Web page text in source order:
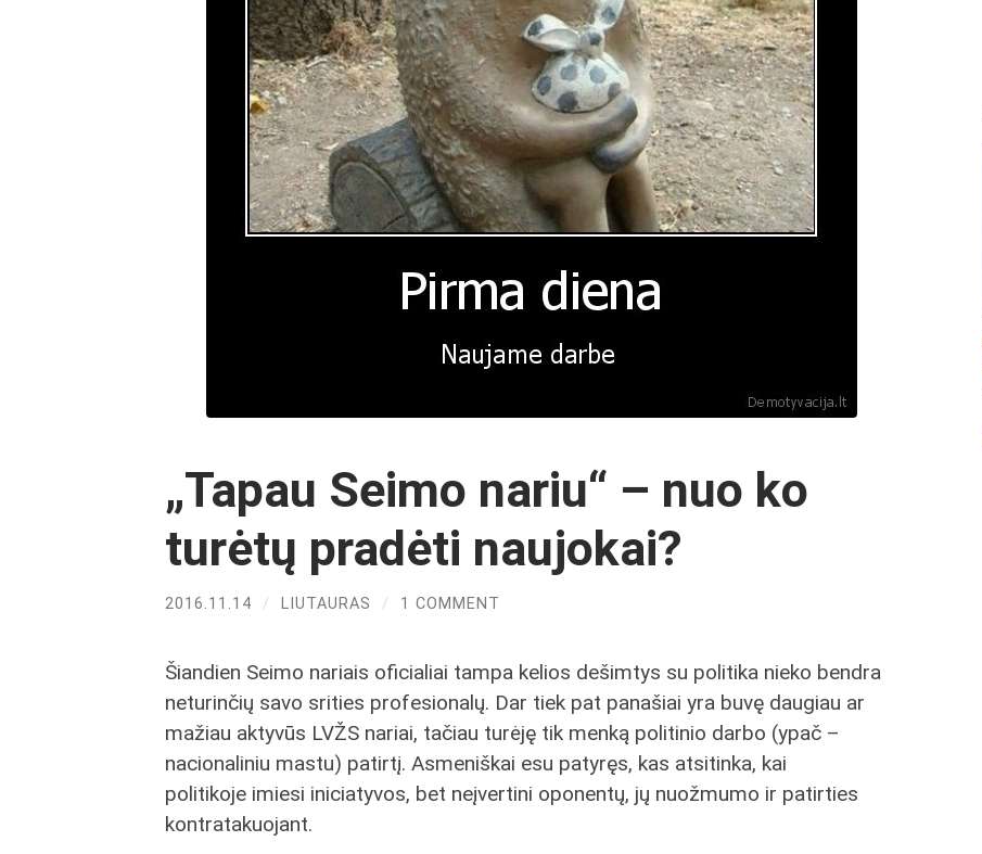
„Tapau Seimo nariu“ – nuo ko
turėtų pradėti naujokai?
2016.11.14 / LIUTAURAS / 1 COMMENT
Šiandien Seimo nariais oficialiai tampa kelios dešimtys su politika nieko bendra
neturinčių savo srities profesionalų. Dar tiek pat panašiai yra buvę daugiau ar
mažiau aktyvūs LVŽS nariai, tačiau turėję tik menką politinio darbo (ypač –
nacionaliniu mastu) patirtį. Asmeniškai esu patyręs, kas atsitinka, kai
politikoje imiesi iniciatyvos, bet neįvertini oponentų, jų nuožmumo ir patirties
kontratakuojant.